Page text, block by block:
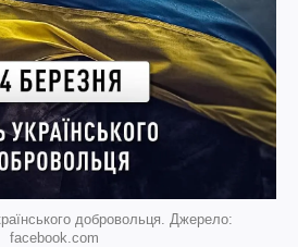
добровольця. Джерело:
facebook.com